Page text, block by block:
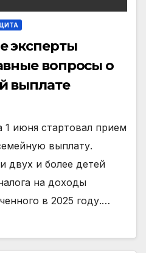
эксперты
вопросы о
выплате
июня стартовал прием
выплату.
двух и более детей
на доходы
в 2025 году.…